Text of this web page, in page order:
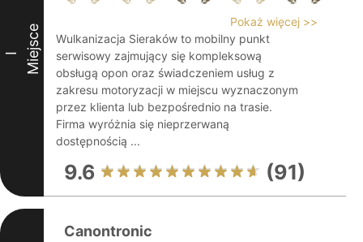
I Miejsce
Pokaż więcej >>
Wulkanizacja Sieraków to mobilny punkt
serwisowy zajmujący się kompleksową
obsługą opon oraz świadczeniem usług z
zakresu motoryzacji w miejscu wyznaczonym
przez klienta lub bezpośrednio na trasie.
Firma wyróżnia się nieprzerwaną
dostępnością ...
9.6 (91)
Canontronic